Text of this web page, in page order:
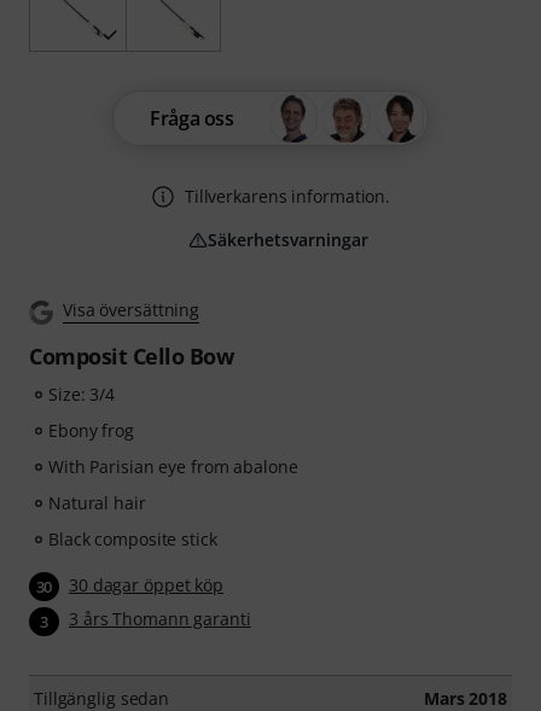
Visa översättning
Composit Cello Bow
Size: 3/4
Ebony frog
With Parisian eye from abalone
Natural hair
Black composite stick
30 30 dagar öppet köp
3 3 års Thomann garanti
Tillgänglig sedan Mars 2018
Fråga oss
Tillverkarens information.
Säkerhetsvarningar